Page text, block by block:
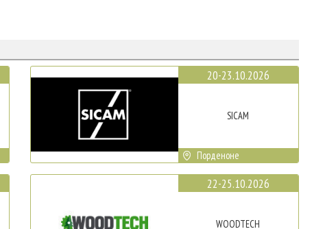
20-23.10.2026
SICAM
Порденоне
22-25.10.2026
WOODTECH